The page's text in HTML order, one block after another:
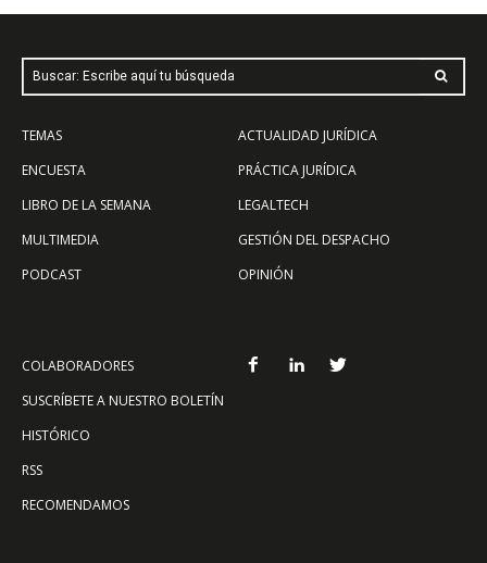
Buscar: Escribe aquí tu búsqueda
TEMAS
ENCUESTA
LIBRO DE LA SEMANA
MULTIMEDIA
PODCAST
ACTUALIDAD JURÍDICA
PRÁCTICA JURÍDICA
LEGALTECH
GESTIÓN DEL DESPACHO
OPINIÓN
COLABORADORES
SUSCRÍBETE A NUESTRO BOLETÍN
HISTÓRICO
RSS
RECOMENDAMOS